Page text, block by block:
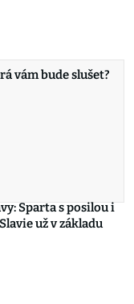
vám bude slušet?
Sparta s posilou i
už v základu